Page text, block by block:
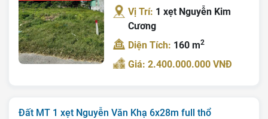
Vị Trí: 1 xẹt Nguyễn Kim
Cương
Diện Tích: 160 m2
Giá: 2.400.000.000 VNĐ
Đất MT 1 xẹt Nguyễn Văn Khạ 6x28m full thổ